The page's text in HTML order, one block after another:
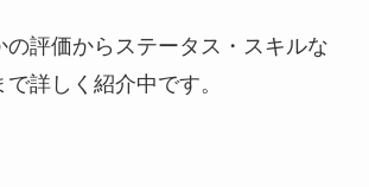
の評価からステータス・スキルな
詳しく紹介中です。